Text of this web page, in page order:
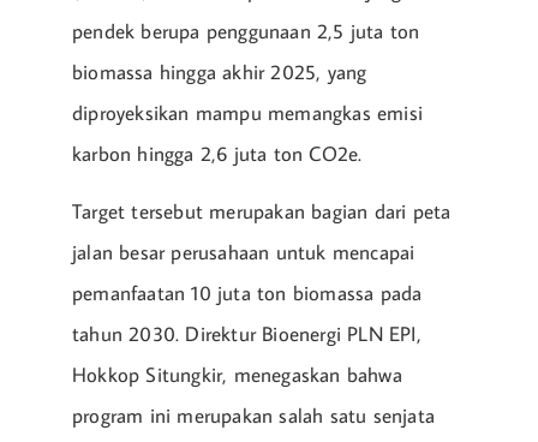
pendek berupa penggunaan 2,5 juta ton
biomassa hingga akhir 2025, yang
diproyeksikan mampu memangkas emisi
karbon hingga 2,6 juta ton CO2e.
Target tersebut merupakan bagian dari peta
jalan besar perusahaan untuk mencapai
pemanfaatan 10 juta ton biomassa pada
tahun 2030. Direktur Bioenergi PLN EPI,
Hokkop Situngkir, menegaskan bahwa
program ini merupakan salah satu senjata